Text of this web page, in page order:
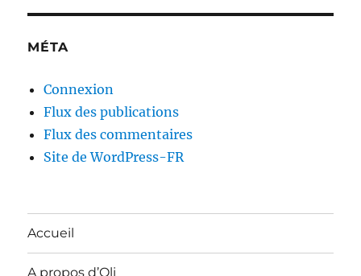
MÉTA
Connexion
Flux des publications
Flux des commentaires
Site de WordPress-FR
Accueil
A propos d’Oli